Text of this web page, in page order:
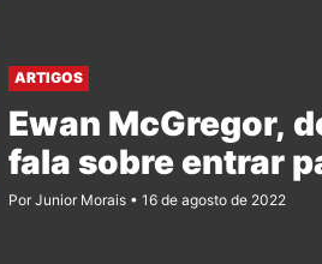
ARTIGOS
Ewan McGregor,
fala sobre entrar
Por Junior Morais 16 de agosto de 2022